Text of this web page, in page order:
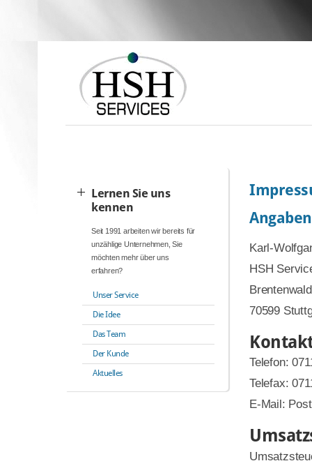
Lernen Sie uns
kennen
Seit 1991 arbeiten wir bereits für
unzählige Unternehmen, Sie
möchten mehr über uns
erfahren?
Unser Service
Die Idee
Das Team
Der Kunde
Aktuelles
Karl-
HSH
70599
Telefon:
Telefax:
E-Mail: